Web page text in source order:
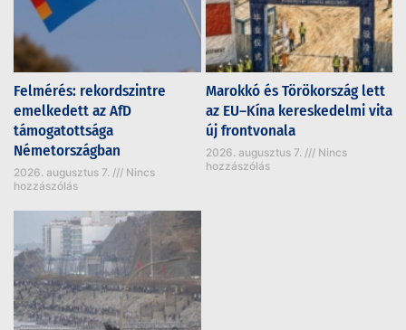
Felmérés: rekordszintre
emelkedett az AfD
támogatottsága
Németországban
2026. augusztus 7.
Nincs
hozzászólás
Marokkó és Törökország lett
az EU–Kína kereskedelmi vita
új frontvonala
2026. augusztus 7.
Nincs
hozzászólás